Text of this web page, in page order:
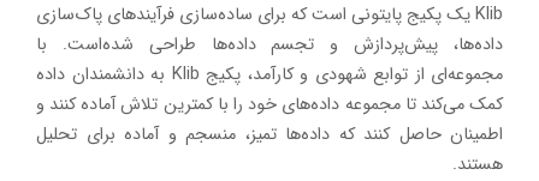
Klib یک پکیج پایتونی است که برای ساده‌سازی فرآیندهای پاک‌سازی
داده‌ها، پیش‌پردازش و تجسم داده‌ها طراحی شده‌است. با
مجموعه‌ای از توابع شهودی و کارآمد، پکیج Klib به دانشمندان داده
کمک می‌کند تا مجموعه داده‌های خود را با کمترین تلاش آماده کنند و
اطمینان حاصل کنند که داده‌ها تمیز، منسجم و آماده برای تحلیل
هستند.